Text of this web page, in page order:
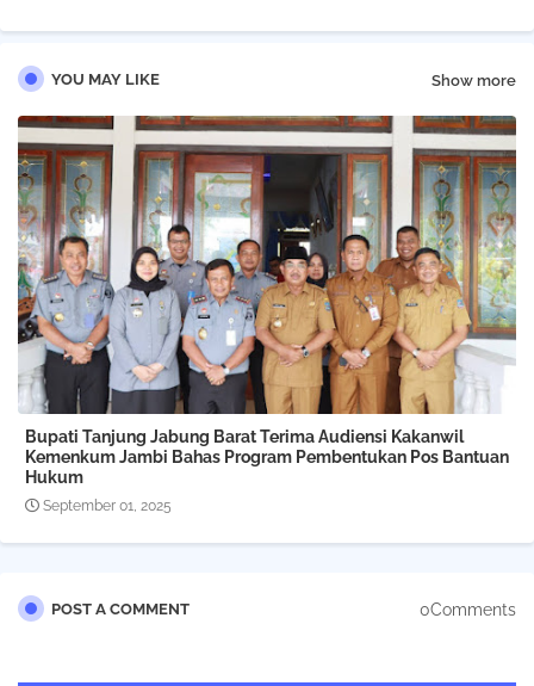
YOU MAY LIKE Show more
Bupati Tanjung Jabung Barat Terima Audiensi Kakanwil
Kemenkum Jambi Bahas Program Pembentukan Pos Bantuan
Hukum
September 01, 2025
POST A COMMENT 0Comments